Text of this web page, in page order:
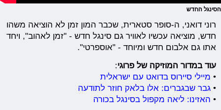
הסינגל החדש
רוני דואני, ה-סופר סטארית, שכבר המון זמן לא הוציאה משהו
חדש, מוציאה עכשיו לאוויר גם סינגל חדש - "זמן לאהוב", ויחד
אתו גם אלבום חדש ומיוחד - "אוספרטי".
עוד במדור המוזיקה של פרוגי:
• מיילי סיירוס בדואט עם ישראלית
•גבר שבגברים: אלו בלאק חוזר לתודעה
• האזינו: ליאה מקפול בסינגל בכורה